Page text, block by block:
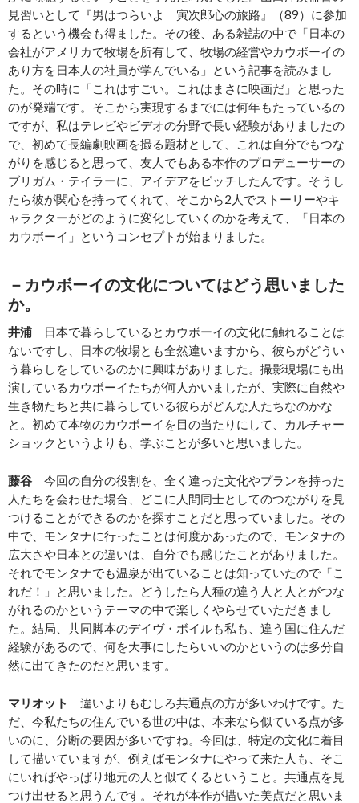
見習いとして『男はつらいよ 寅次郎心の旅路』（89）に参加
するという機会も得ました。その後、ある雑誌の中で「日本の
会社がアメリカで牧場を所有して、牧場の経営やカウボーイの
あり方を日本人の社員が学んでいる」という記事を読みまし
た。その時に「これはすごい。これはまさに映画だ」と思った
のが発端です。そこから実現するまでには何年もたっているの
ですが、私はテレビやビデオの分野で長い経験がありましたの
で、初めて長編劇映画を撮る題材として、これは自分でもつな
がりを感じると思って、友人でもある本作のプロデューサーの
ブリガム・テイラーに、アイデアをピッチしたんです。そうし
たら彼が関心を持ってくれて、そこから2人でストーリーやキ
ャラクターがどのように変化していくのかを考えて、「日本の
カウボーイ」というコンセプトが始まりました。
－カウボーイの文化についてはどう思いました
か。
井浦 日本で暮らしているとカウボーイの文化に触れることは
ないですし、日本の牧場とも全然違いますから、彼らがどうい
う暮らしをしているのかに興味がありました。撮影現場にも出
演しているカウボーイたちが何人かいましたが、実際に自然や
生き物たちと共に暮らしている彼らがどんな人たちなのかな
と。初めて本物のカウボーイを目の当たりにして、カルチャー
ショックというよりも、学ぶことが多いと思いました。
藤谷 今回の自分の役割を、全く違った文化やプランを持った
人たちを会わせた場合、どこに人間同士としてのつながりを見
つけることができるのかを探すことだと思っていました。その
中で、モンタナに行ったことは何度かあったので、モンタナの
広大さや日本との違いは、自分でも感じたことがありました。
それでモンタナでも温泉が出ていることは知っていたので「こ
れだ！」と思いました。どうしたら人種の違う人と人とがつな
がれるのかというテーマの中で楽しくやらせていただきまし
た。結局、共同脚本のデイヴ・ボイルも私も、違う国に住んだ
経験があるので、何を大事にしたらいいのかというのは多分自
然に出てきたのだと思います。
マリオット
違いよりもむしろ共通点の方が多いわけです。た
だ、今私たちの住んでいる世の中は、本来なら似ている点が多
いのに、分断の要因が多いですね。今回は、特定の文化に着目
して描いていますが、例えばモンタナにやって来た人も、そこ
にいればやっぱり地元の人と似てくるということ。共通点を見
つけ出せると思うんです。それが本作が描いた美点だと思いま